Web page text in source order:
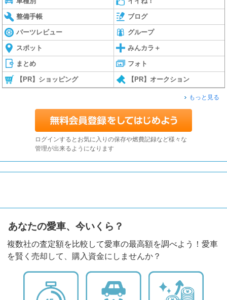
整備手帳 ブログ
パーツレビュー グループ
スポット みんカラ＋
まとめ フォト
【PR】ショッピング 【PR】オークション
もっと見る
ログインするとお気に入りの保存や燃費記録など様々な
管理が出来るようになります
あなたの愛車、今いくら？
複数社の査定額を比較して愛車の最高額を調べよう！愛車
を賢く売却して、購入資金にしませんか？